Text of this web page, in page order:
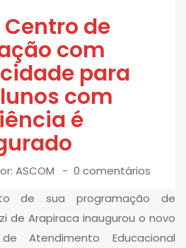
Centro de
com
para
com
é
ASCOM
0 comentários
de sua programação de
de Arapiraca inaugurou o novo
Atendimento Educacional